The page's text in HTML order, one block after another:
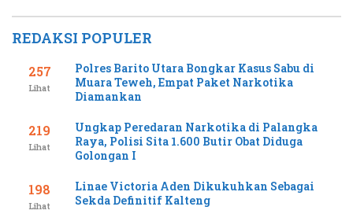
REDAKSI POPULER
257
Lihat
Polres Barito Utara Bongkar Kasus Sabu di
Muara Teweh, Empat Paket Narkotika
Diamankan
219
Lihat
Ungkap Peredaran Narkotika di Palangka
Raya, Polisi Sita 1.600 Butir Obat Diduga
Golongan I
198
Lihat
Linae Victoria Aden Dikukuhkan Sebagai
Sekda Definitif Kalteng